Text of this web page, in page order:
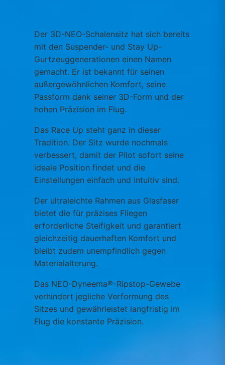
Der 3D-NEO-Schalensitz hat sich bereits
mit den Suspender- und Stay Up-
Gurtzeuggenerationen einen Namen
gemacht. Er ist bekannt für seinen
außergewöhnlichen Komfort, seine
Passform dank seiner 3D-Form und der
hohen Präzision im Flug.
Das Race Up steht ganz in dieser
Tradition. Der Sitz wurde nochmals
verbessert, damit der Pilot sofort seine
ideale Position findet und die
Einstellungen einfach und intuitiv sind.
Der ultraleichte Rahmen aus Glasfaser
bietet die für präzises Fliegen
erforderliche Steifigkeit und garantiert
gleichzeitig dauerhaften Komfort und
bleibt zudem unempfindlich gegen
Materialalterung.
Das NEO-Dyneema®-Ripstop-Gewebe
verhindert jegliche Verformung des
Sitzes und gewährleistet langfristig im
Flug die konstante Präzision.